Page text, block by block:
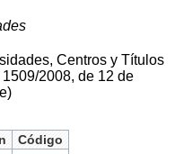
Centros y Títulos
2008, de 12 de
Código